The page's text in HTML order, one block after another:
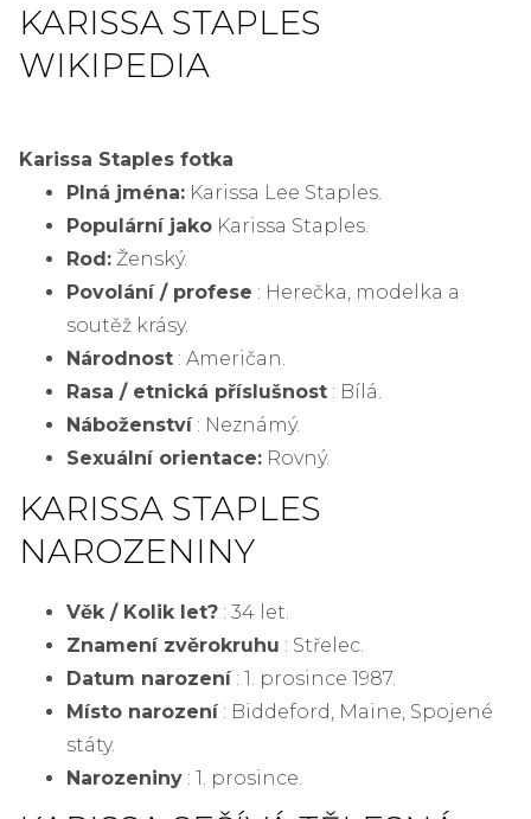
KARISSA STAPLES
WIKIPEDIA
Karissa Staples fotka
Plná jména: Karissa Lee Staples.
Populární jako Karissa Staples.
Rod: Ženský.
Povolání / profese : Herečka, modelka a
soutěž krásy.
Národnost : Američan.
Rasa / etnická příslušnost : Bílá.
Náboženství: Neznámý.
Sexuální orientace: Rovný.
KARISSA STAPLES
NAROZENINY
Věk / Kolik let? : 34 let.
Znamení zvěrokruhu : Střelec.
Datum narození: 1. prosince 1987.
Místo narození: Biddeford, Maine, Spojené
státy.
Narozeniny : 1. prosince.